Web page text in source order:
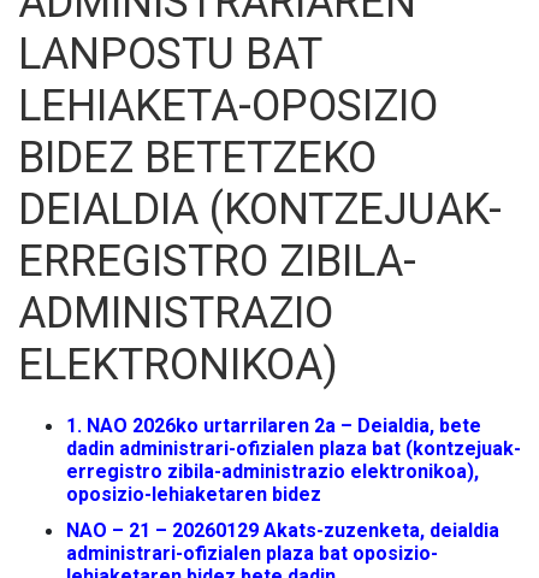
LANPOSTU BAT
LEHIAKETA-OPOSIZIO
BIDEZ BETETZEKO
DEIALDIA (KONTZEJUAK-
ERREGISTRO ZIBILA-
ADMINISTRAZIO
ELEKTRONIKOA)
1. NAO 2026ko urtarrilaren 2a – Deialdia, bete
dadin administrari-ofizialen plaza bat (kontzejuak-
erregistro zibila-administrazio elektronikoa),
oposizio-lehiaketaren bidez
NAO – 21 – 20260129 Akats-zuzenketa, deialdia
administrari-ofizialen plaza bat oposizio-